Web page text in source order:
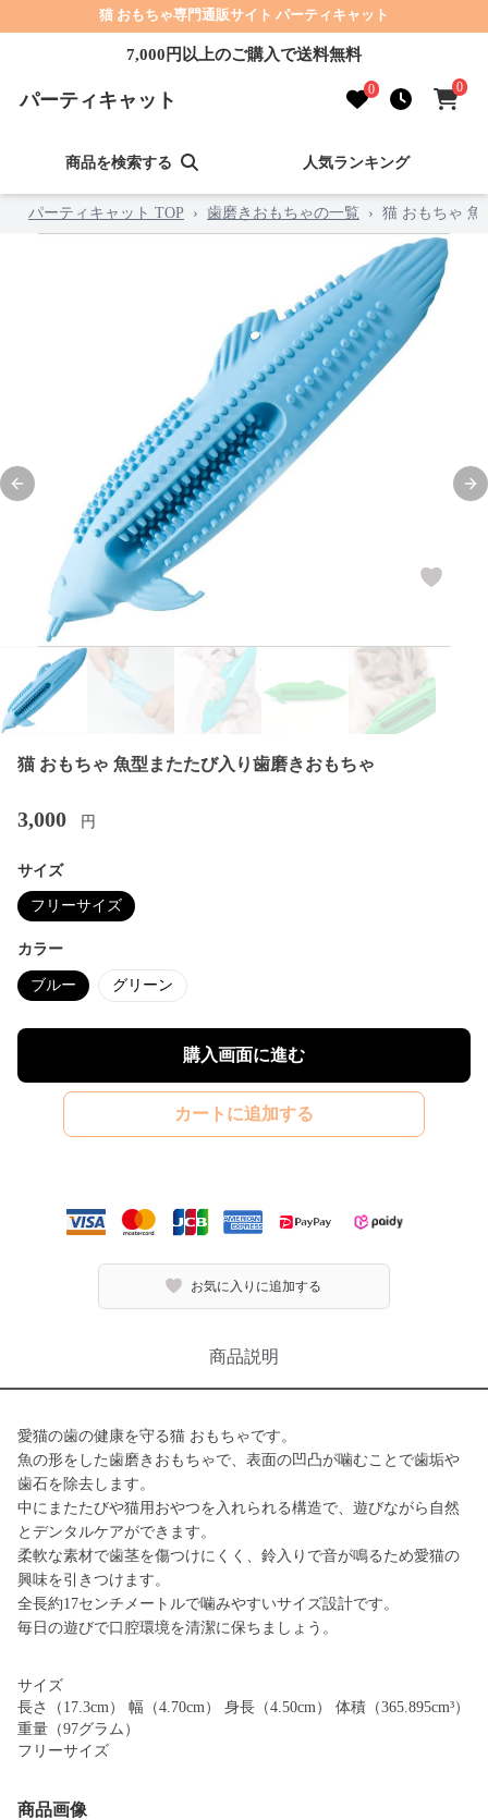
猫 おもちゃ専門通販サイト パーティキャット
7,000円以上のご購入で送料無料
パーティキャット 0 0
商品を検索する 人気ランキング
パーティキャット TOP › 歯磨きおもちゃの一覧 › 猫 おもちゃ 魚
Previous slide
猫 おもちゃ 魚型またたび入り歯磨きおもちゃ
3,000 円
サイズ
フリーサイズ
カラー
ブルー グリーン
購入画面に進む
カートに追加する
お気に入りに追加する
商品説明
愛猫の歯の健康を守る猫 おもちゃです。
魚の形をした歯磨きおもちゃで、表面の凹凸が噛むことで歯垢や
歯石を除去します。
中にまたたびや猫用おやつを入れられる構造で、遊びながら自然
とデンタルケアができます。
柔軟な素材で歯茎を傷つけにくく、鈴入りで音が鳴るため愛猫の
興味を引きつけます。
全長約17センチメートルで噛みやすいサイズ設計です。
毎日の遊びで口腔環境を清潔に保ちましょう。
サイズ
長さ（17.3cm） 幅（4.70cm） 身長（4.50cm） 体積（365.895cm³）
重量（97グラム）
フリーサイズ
商品画像